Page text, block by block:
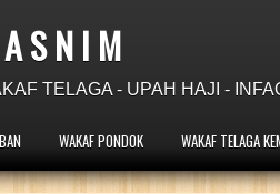
S N I M
TELAGA - UPAH HAJI -
WAKAF PONDOK WAKAF TELAGA